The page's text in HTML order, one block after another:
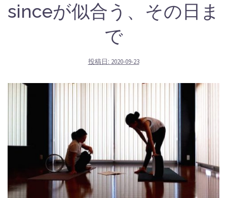
sinceが似合う、その日ま
で
投稿日: 2020-09-23